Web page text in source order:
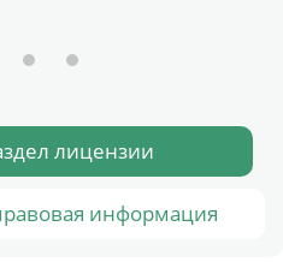
лицензии
информация